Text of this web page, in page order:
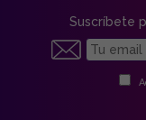
Suscríbete